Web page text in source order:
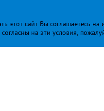
этот сайт Вы соглашаетесь
на эти условия,